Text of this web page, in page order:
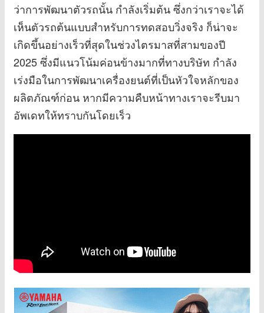
ว่าการพัฒนาตัวรถนั้น กำลังเริ่มต้น ซึ่งกว่าเราจะได้
เห็นตัวรถต้นแบบสำหรับการทดสอบวิ่งจริง ก็น่าจะ
เกิดขึ้นอย่างเร็วที่สุดในช่วงไตรมาสที่สามของปี
2025 ซึ่งมีแนวโน้มค่อนข้างมากที่ทางบริษัท กำลัง
เร่งมือในการพัฒนาเครื่องยนต์ที่เป็นหัวใจหลักของ
ผลิตภัณฑ์ก่อน หากมีความคืบหน้าทางเราจะรีบมา
อัพเดทให้ทราบกันโดยเร็ว